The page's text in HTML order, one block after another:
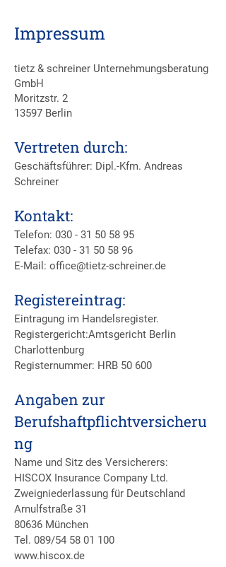
Impressum
tietz & schreiner Unternehmungsberatung
GmbH
Moritzstr. 2
13597 Berlin
Vertreten durch:
Geschäftsführer: Dipl.-Kfm. Andreas
Schreiner
Kontakt:
Telefon: 030 - 31 50 58 95
Telefax: 030 - 31 50 58 96
E-Mail: office@tietz-schreiner.de
Registereintrag:
Eintragung im Handelsregister.
Registergericht:Amtsgericht Berlin
Charlottenburg
Registernummer: HRB 50 600
Angaben zur
Berufshaftpflichtversicheru
ng
Name und Sitz des Versicherers:
HISCOX Insurance Company Ltd.
Zweigniederlassung für Deutschland
Arnulfstraße 31
80636 München
Tel. 089/54 58 01 100
www.hiscox.de